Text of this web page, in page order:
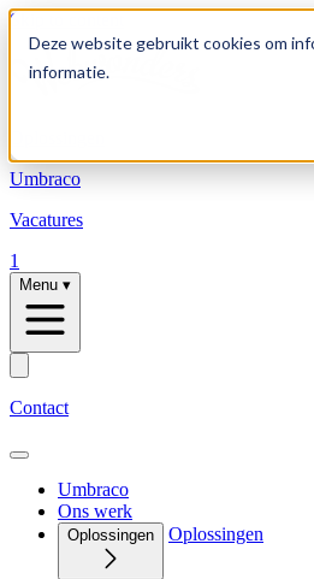
Deze website gebruikt cookies om
informatie.
Skip to content
Umbraco
Vacatures
1
Menu ▾
Contact
Umbraco
Ons werk
Oplossingen Oplossingen